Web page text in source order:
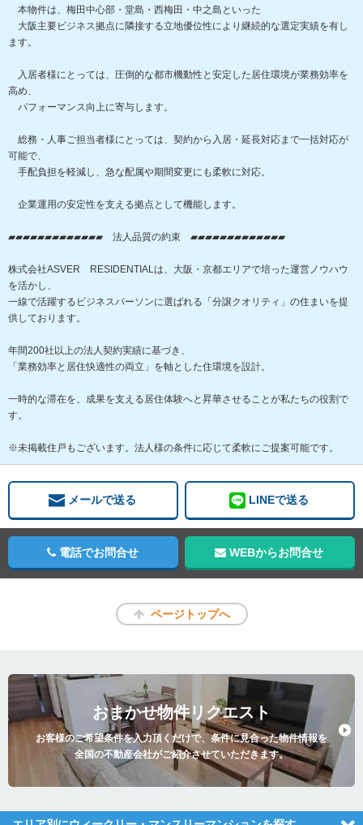
本物件は、梅田中心部・堂島・西梅田・中之島といった
大阪主要ビジネス拠点に隣接する立地優位性により継続的な選定実績を有し
ます。
入居者様にとっては、圧倒的な都市機動性と安定した居住環境が業務効率を
高め、
パフォーマンス向上に寄与します。
総務・人事ご担当者様にとっては、契約から入居・延長対応まで一括対応が
可能で、
手配負担を軽減し、急な配属や期間変更にも柔軟に対応。
企業運用の安定性を支える拠点として機能します。
▰▰▰▰▰▰▰▰▰▰▰▰▰ 法人品質の約束 ▰▰▰▰▰▰▰▰▰▰▰▰▰
株式会社ASVER RESIDENTIALは、大阪・京都エリアで培った運営ノウハウ
を活かし、
一線で活躍するビジネスパーソンに選ばれる「分譲クオリティ」の住まいを提
供しております。
年間200社以上の法人契約実績に基づき、
「業務効率と居住快適性の両立」を軸とした住環境を設計。
一時的な滞在を、成果を支える居住体験へと昇華させることが私たちの役割で
す。
※未掲載住戸もございます。法人様の条件に応じて柔軟にご提案可能です。
メールで送る LINEで送る
電話でお問合せ WEBからお問合せ
ページトップへ
おまかせ物件リクエスト
お客様のご希望条件を入力頂くだけで、条件に見合った物件情報を
全国の不動産会社がご紹介させていただきます。